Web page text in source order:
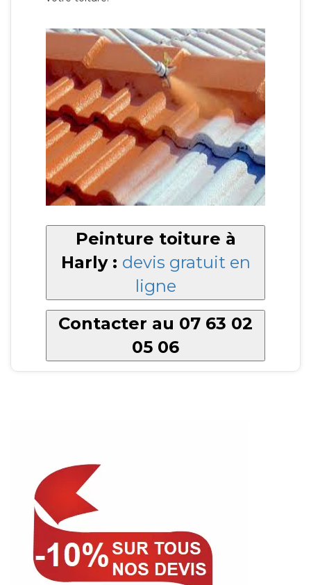
Peinture toiture à
Harly : devis gratuit en
ligne
Contacter au 07 63 02
05 06